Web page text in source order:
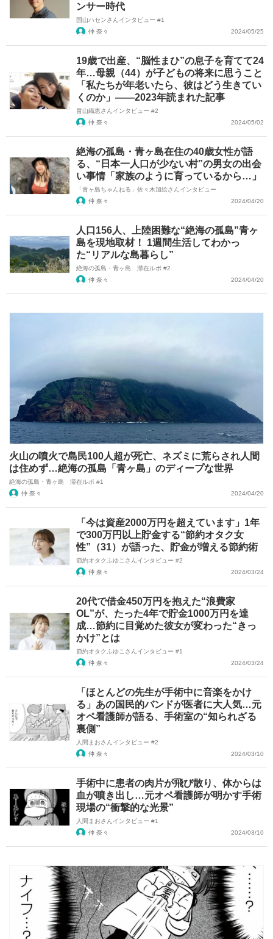
ンサー時代
国山ハセンさんインタビュー #1
仲 奈々
2024/05/25
19歳で出産、“脳性まひ”の息子を育てて24
年…母親（44）が子どもの将来に思うこと
「私たちが年老いたら、彼はどう生きてい
くのか」――2023年読まれた記事
畠山織恵さんインタビュー #2
仲 奈々
2024/05/02
絶海の孤島・青ヶ島在住の40歳女性が語
る、“日本一人口が少ない村”の男女の出会
い事情「家族のように育っているから…」
「青ヶ島ちゃんねる」佐々木加絵さんインタビュー
仲 奈々
2024/04/20
人口156人、上陸困難な“絶海の孤島”青ヶ
島を現地取材！ 1週間生活してわかっ
た“リアルな島暮らし”
絶海の孤島・青ヶ島 滞在ルポ #2
仲 奈々
2024/04/20
火山の噴火で島民100人超が死亡、ネズミに荒らされ人間
は住めず…絶海の孤島「青ヶ島」のディープな世界
絶海の孤島・青ヶ島 滞在ルポ #1
仲 奈々
2024/04/20
「今は資産2000万円を超えています」1年
で300万円以上貯金する“節約オタク女
性”（31）が語った、貯金が増える節約術
節約オタクふゆこさんインタビュー #2
仲 奈々
2024/03/24
20代で借金450万円を抱えた“浪費家
OL”が、たった4年で貯金1000万円を達
成…節約に目覚めた彼女が変わった“きっ
かけ”とは
節約オタクふゆこさんインタビュー #1
仲 奈々
2024/03/24
「ほとんどの先生が手術中に音楽をかけ
る」あの国民的バンドが医者に大人気…元
オペ看護師が語る、手術室の“知られざる
裏側”
人間まおさんインタビュー #2
仲 奈々
2024/03/10
手術中に患者の肉片が飛び散り、体からは
血が噴き出し…元オペ看護師が明かす手術
現場の“衝撃的な光景”
人間まおさんインタビュー #1
仲 奈々
2024/03/10